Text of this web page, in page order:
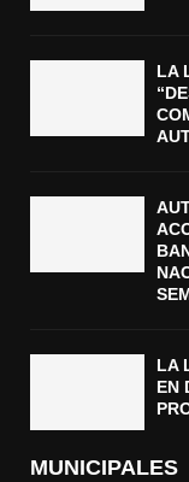
LA
LA
EN
MUNICIPALES